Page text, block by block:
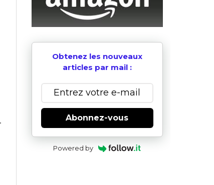
Obtenez les nouveaux
articles par mail :
Abonnez-vous
Powered by